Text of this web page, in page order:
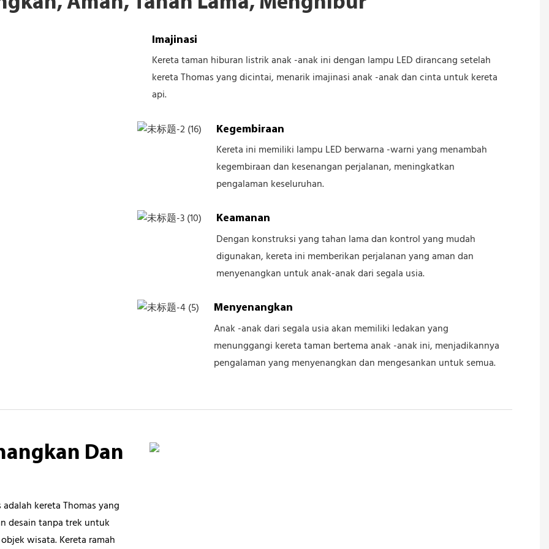
Imajinasi
Kereta taman hiburan listrik anak -anak ini dengan lampu LED dirancang setelah
kereta Thomas yang dicintai, menarik imajinasi anak -anak dan cinta untuk kereta
api.
Kegembiraan
Kereta ini memiliki lampu LED berwarna -warni yang menambah
kegembiraan dan kesenangan perjalanan, meningkatkan
pengalaman keseluruhan.
Keamanan
Dengan konstruksi yang tahan lama dan kontrol yang mudah
digunakan, kereta ini memberikan perjalanan yang aman dan
menyenangkan untuk anak-anak dari segala usia.
Menyenangkan
Anak -anak dari segala usia akan memiliki ledakan yang
menunggangi kereta taman bertema anak -anak ini, menjadikannya
pengalaman yang menyenangkan dan mengesankan untuk semua.
Dan
kereta Thomas yang
desain tanpa trek untuk
wisata. Kereta ramah